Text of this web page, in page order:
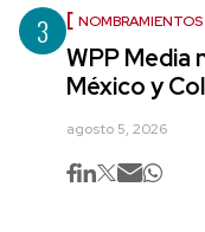
3 NOMBRAMIENTOS
WPP Media
México y
agosto 5, 2026